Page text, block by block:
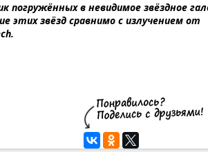
в невидимое звёздное
этих звёзд сравнимо с излучением от